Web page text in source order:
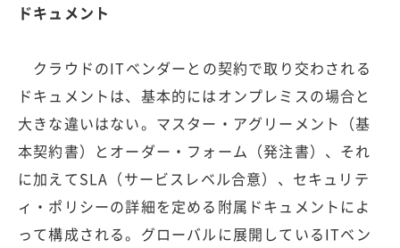
ドキュメント
クラウドのITベンダーとの契約で取り交わされる
ドキュメントは、基本的にはオンプレミスの場合と
大きな違いはない。マスター・アグリーメント（基
本契約書）とオーダー・フォーム（発注書）、それ
に加えてSLA（サービスレベル合意）、セキュリテ
ィ・ポリシーの詳細を定める附属ドキュメントによ
って構成される。グローバルに展開しているITベン